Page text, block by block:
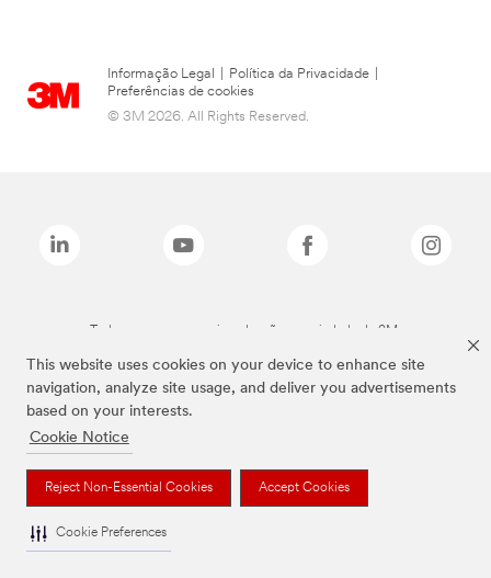
This website uses cookies on your device to enhance site
navigation, analyze site usage, and deliver you advertisements
based on your interests.
Cookie Notice
Reject Non-Essential Cookies Accept Cookies
Cookie Preferences
Informação Legal Política da Privacidade
Preferências de cookies
© 3M 2026. All Rights Reserved.
Todas as marcas mencionadas são propriedade da 3M.